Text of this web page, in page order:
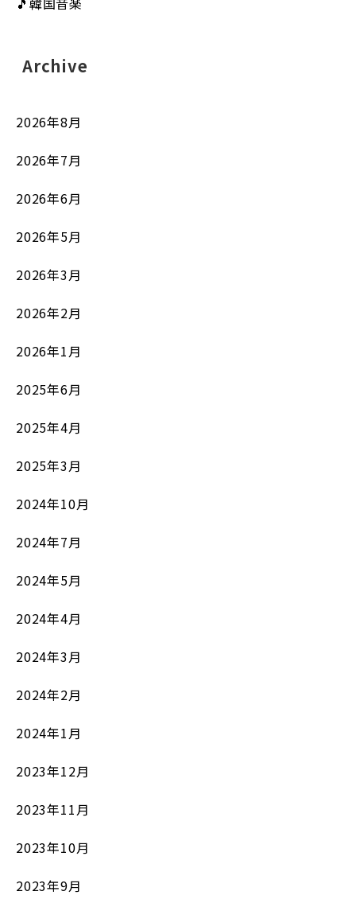
Archive
2026年8月
2026年7月
2026年6月
2026年5月
2026年3月
2026年2月
2026年1月
2025年6月
2025年4月
2025年3月
2024年10月
2024年7月
2024年5月
2024年4月
2024年3月
2024年2月
2024年1月
2023年12月
2023年11月
2023年10月
2023年9月